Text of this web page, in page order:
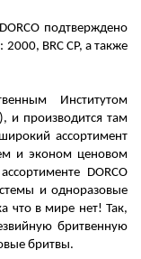
подтверждено
BRC CP, а также
Институтом
и производится там
ассортимент
и эконом ценовом
DORCO
и одноразовые
что в мире нет! Так,
бритвенную
бритвы.